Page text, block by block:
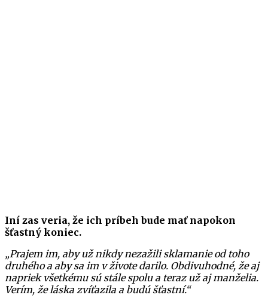
Iní zas veria, že ich príbeh bude mať napokon
šťastný koniec.
„Prajem im, aby už nikdy nezažili sklamanie od toho
druhého a aby sa im v živote darilo. Obdivuhodné, že aj
napriek všetkému sú stále spolu a teraz už aj manželia.
Verím, že láska zvíťazila a budú šťastní.“